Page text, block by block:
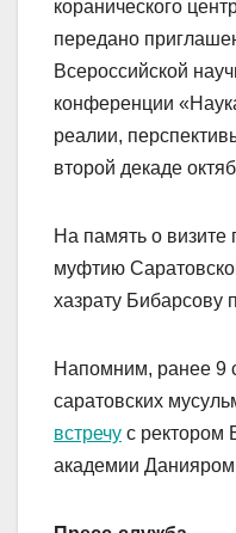
коранического
передано
Всероссийской
конференции
реалии,
второй декаде
На память о
муфтию
хазрату Бибарсову
Напомним, ранее 9
саратовских
встречу с ректором
академии